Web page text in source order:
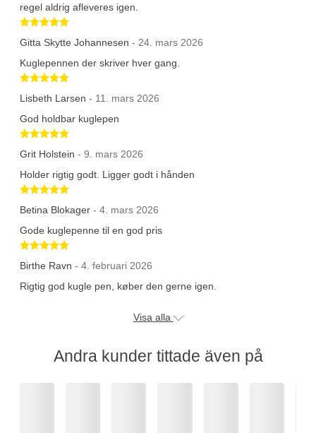
regel aldrig afleveres igen.
Betygsatt 5 av 5 stjärnor
Gitta Skytte Johannesen - 24. mars 2026
Kuglepennen der skriver hver gang.
Betygsatt 5 av 5 stjärnor
Lisbeth Larsen - 11. mars 2026
God holdbar kuglepen
Betygsatt 5 av 5 stjärnor
Grit Holstein - 9. mars 2026
Holder rigtig godt. Ligger godt i hånden
Betygsatt 5 av 5 stjärnor
Betina Blokager - 4. mars 2026
Gode kuglepenne til en god pris
Betygsatt 5 av 5 stjärnor
Birthe Ravn - 4. februari 2026
Rigtig god kugle pen, køber den gerne igen.
Visa alla
Andra kunder tittade även på